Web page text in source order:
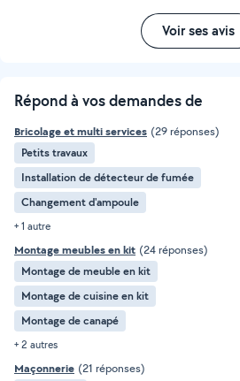
Voir ses avis
Répond à vos demandes de
Bricolage et multi services (29 réponses)
Petits travaux
Installation de détecteur de fumée
Changement d'ampoule
+ 1 autre
Montage meubles en kit (24 réponses)
Montage de meuble en kit
Montage de cuisine en kit
Montage de canapé
+ 2 autres
Maçonnerie (21 réponses)